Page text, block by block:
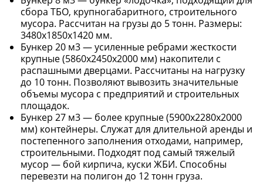
сбора ТБО, крупногабаритного, строительного
мусора. Рассчитан на грузы до 5 тонн. Размеры:
3480х1850х1420 мм.
Бункер 20 м3 — усиленные ребрами жесткости
крупные (5860х2450х2000 мм) накопители с
распашными дверцами. Рассчитаны на нагрузку
до 10 тонн. Позволяют вывозить значительные
объемы мусора с предприятий и строительных
площадок.
Бункер 27 м3 — более крупные (5900х2280х2000
мм) контейнеры. Служат для длительной аренды и
постепенного заполнения отходами, например,
строительными. Подходят под самый тяжелый
мусор — бой кирпича, куски ЖБИ. Способны
перевезти на полигон до 12 тонн груза.